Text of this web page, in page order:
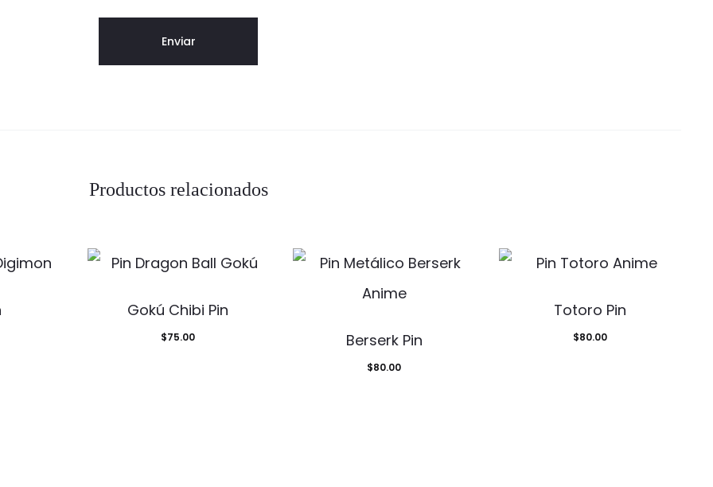
Productos relacionados
Gokú Chibi Pin
$75.00 Berserk Pin
$80.00
Totoro Pin
$80.00